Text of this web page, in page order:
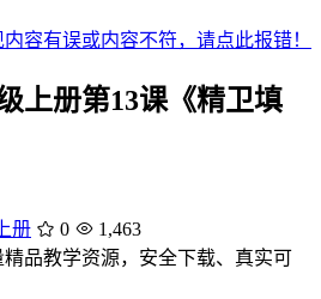
容有误或内容不符，请点此报错！
上册第13课《精卫填
册 0
1,463
精品教学资源，安全下载、真实可